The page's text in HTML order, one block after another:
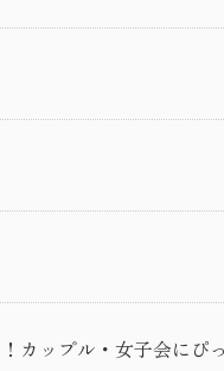
カップル・女子会にぴ